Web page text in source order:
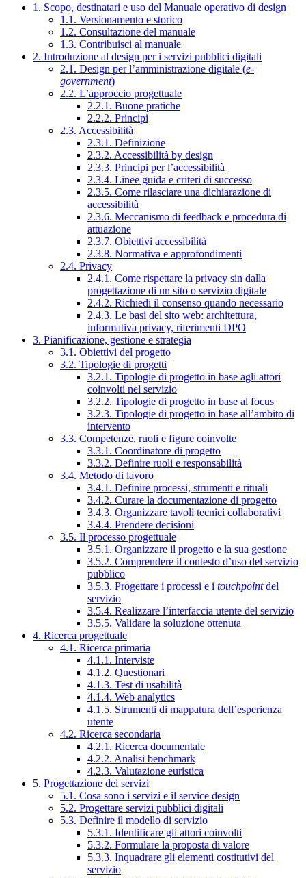
1. Scopo, destinatari e uso del Manuale operativo di design
1.1. Versionamento e storico
1.2. Consultazione del manuale
1.3. Contribuisci al manuale
2. Introduzione al design per i servizi pubblici digitali
2.1. Design per l’amministrazione digitale (e-
government)
2.2. L’approccio progettuale
2.2.1. Buone pratiche
2.2.2. Principi
2.3. Accessibilità
2.3.1. Definizione
2.3.2. Accessibilità by design
2.3.3. Principi per l’accessibilità
2.3.4. Linee guida e criteri di successo
2.3.5. Come rilasciare una dichiarazione di
accessibilità
2.3.6. Meccanismo di feedback e procedura di
attuazione
2.3.7. Obiettivi accessibilità
2.3.8. Normativa e approfondimenti
2.4. Privacy
2.4.1. Come rispettare la privacy sin dalla
progettazione di un sito o servizio digitale
2.4.2. Richiedi il consenso quando necessario
2.4.3. Le basi del sito web: architettura,
informativa privacy, riferimenti DPO
3. Pianificazione, gestione e strategia
3.1. Obiettivi del progetto
3.2. Tipologie di progetti
3.2.1. Tipologie di progetto in base agli attori
coinvolti nel servizio
3.2.2. Tipologie di progetto in base al focus
3.2.3. Tipologie di progetto in base all’ambito di
intervento
3.3. Competenze, ruoli e figure coinvolte
3.3.1. Coordinatore di progetto
3.3.2. Definire ruoli e responsabilità
3.4. Metodo di lavoro
3.4.1. Definire processi, strumenti e rituali
3.4.2. Curare la documentazione di progetto
3.4.3. Organizzare tavoli tecnici collaborativi
3.4.4. Prendere decisioni
3.5. Il processo progettuale
3.5.1. Organizzare il progetto e la sua gestione
3.5.2. Comprendere il contesto d’uso del servizio
pubblico
3.5.3. Progettare i processi e i touchpointdel
servizio
3.5.4. Realizzare l’interfaccia utente del servizio
3.5.5. Validare la soluzione ottenuta
4. Ricerca progettuale
4.1. Ricerca primaria
4.1.1. Interviste
4.1.2. Questionari
4.1.3. Test di usabilità
4.1.4. Web analytics
4.1.5. Strumenti di mappatura dell’esperienza
utente
4.2. Ricerca secondaria
4.2.1. Ricerca documentale
4.2.2. Analisi benchmark
4.2.3. Valutazione euristica
5. Progettazione dei servizi
5.1. Cosa sono i servizi e il service design
5.2. Progettare servizi pubblici digitali
5.3. Definire il modello di servizio
5.3.1. Identificare gli attori coinvolti
5.3.2. Formulare la proposta di valore
5.3.3. Inquadrare gli elementi costitutivi del
servizio